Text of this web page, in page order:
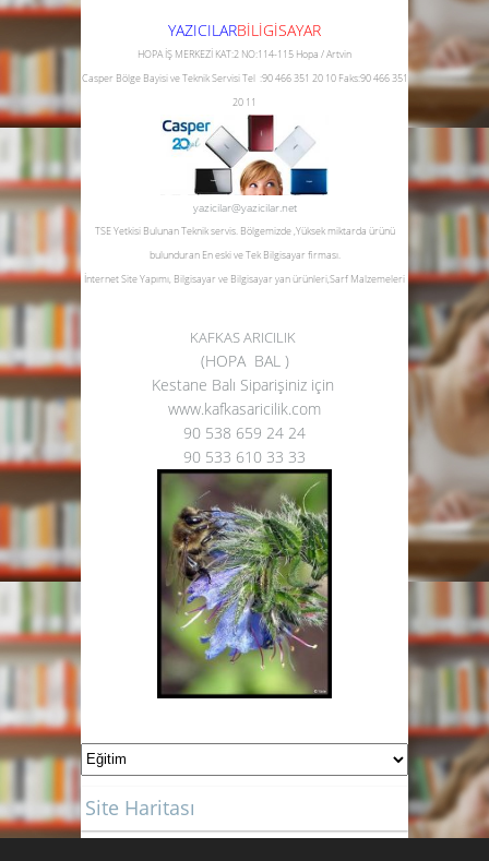
YAZICILARBİLİGİSAYAR
HOPA İŞ MERKEZİ KAT:2 NO:114-115 Hopa / Artvin
Casper Bölge Bayisi ve Teknik ServisiTel :90 466 351 20 10 Faks:90 466 351
20 11
yazicilar@yazicilar.net
TSE Yetkisi Bulunan Teknik servis. Bölgemizde ,Yüksek miktarda ürünü
bulunduran En eski ve Tek Bilgisayar firması.
İnternet Site Yapımı, Bilgisayar ve Bilgisayar yan ürünleri,Sarf Malzemeleri
KAFKAS ARICILIK
(HOPA BAL )
Kestane Balı Siparişiniz için
www.kafkasaricilik.com
90 538 659 24 24
90 533 610 33 33
Site Haritası